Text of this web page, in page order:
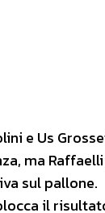
e Us
ma
sul pallone.
il